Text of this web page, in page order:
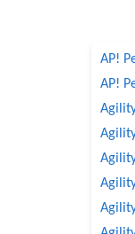
AP!
AP!